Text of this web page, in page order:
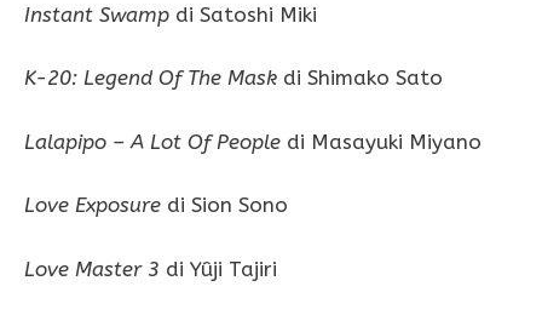
Instant Swamp di Satoshi Miki
K-20: Legend Of The Mask di Shimako Sato
Lalapipo – A Lot Of People di Masayuki Miyano
Love Exposure di Sion Sono
Love Master 3 di Yûji Tajiri